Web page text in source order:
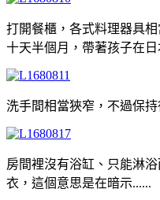
打開餐櫃，各式料理器具
十天半個月，帶著孩子在
洗手間相當狹窄，不過保持
房間裡沒有浴缸、只能淋
衣，這個意思是在暗示......